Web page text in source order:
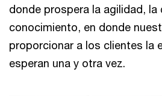
donde prospera la agilidad, la
conocimiento, en donde
proporcionar a los clientes la
esperan una y otra vez.